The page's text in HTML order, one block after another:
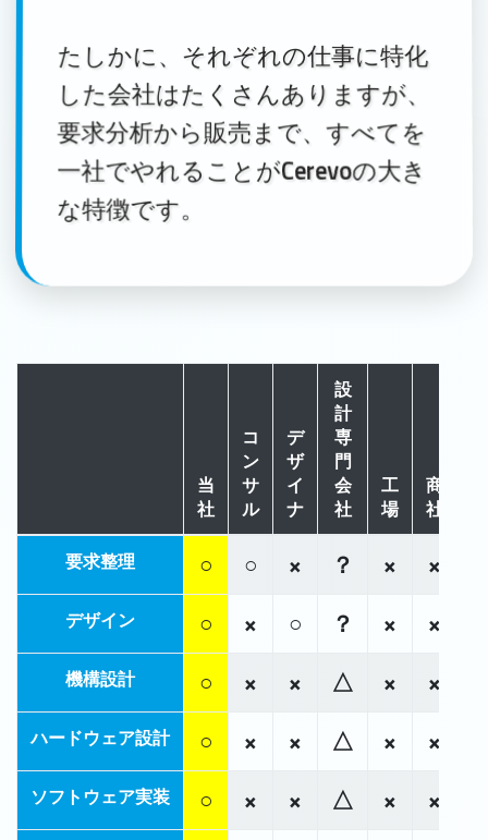
たしかに、それぞれの仕事に特化
した会社はたくさんありますが、
要求分析から販売まで、すべてを
一社でやれることがCerevoの大き
な特徴です。
当
社
コ
ン
サ
ル
デ
ザ
イ
ナ
設
計
専
門
会
社
工
場
商
社
要求整理
○ ○ × ？ × ×
デザイン ○ × ○ ？ × ×
機構設計 ○ × × △ × ×
ハードウェア設計 ○ × × △ × ×
ソフトウェア実装 ○ × × △ × ×